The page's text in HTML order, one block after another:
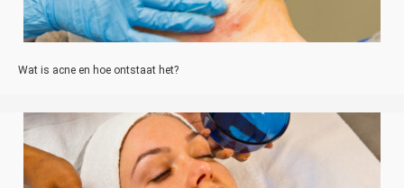
Wat is acne en hoe ontstaat het?